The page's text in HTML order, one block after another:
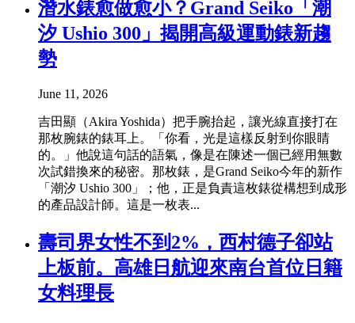
潛水錶愈做愈小？Grand Seiko「潮
汐 Ushio 300」揭開高級運動錶新趨
勢
June 11, 2026
吉田顯（Akira Yoshida）把手腕抬起，讓光線直接打在
那枚腕錶的錶耳上。「你看，光是這樣反射到你眼睛
的。」他說這句話的語氣，像是在陳述一個已經用無數
次試錯換來的秘密。那枚錶，是Grand Seiko今年的新作
「潮汐 Ushio 300」；他，正是負責這枚錶從構想到成形
的產品設計師。這是一枚表...
壽司界女性不到2%，西村德子卻站
上板前。高雄日航迎來南台首位日籍
女料理長